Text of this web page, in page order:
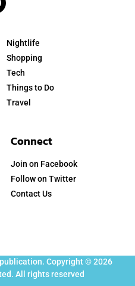
Nightlife
Shopping
Tech
Things to Do
Travel
Connect
Join on Facebook
Follow on Twitter
Contact Us
Copyright © 2026
All rights reserved